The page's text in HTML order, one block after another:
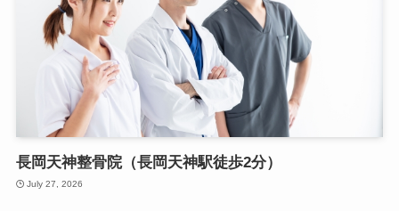
長岡天神整骨院（長岡天神駅徒歩2分）
July 27, 2026